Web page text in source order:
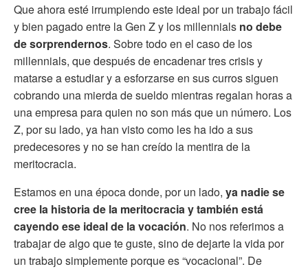
Que ahora esté irrumpiendo este ideal por un trabajo fácil
y bien pagado entre la Gen Z y los millennials no debe
de sorprendernos. Sobre todo en el caso de los
millennials, que después de encadenar tres crisis y
matarse a estudiar y a esforzarse en sus curros siguen
cobrando una mierda de sueldo mientras regalan horas a
una empresa para quien no son más que un número. Los
Z, por su lado, ya han visto como les ha ido a sus
predecesores y no se han creído la mentira de la
meritocracia.
Estamos en una época donde, por un lado, ya nadie se
cree la historia de la meritocracia y también está
cayendo ese ideal de la vocación. No nos referimos a
trabajar de algo que te guste, sino de dejarte la vida por
un trabajo simplemente porque es “vocacional”. De